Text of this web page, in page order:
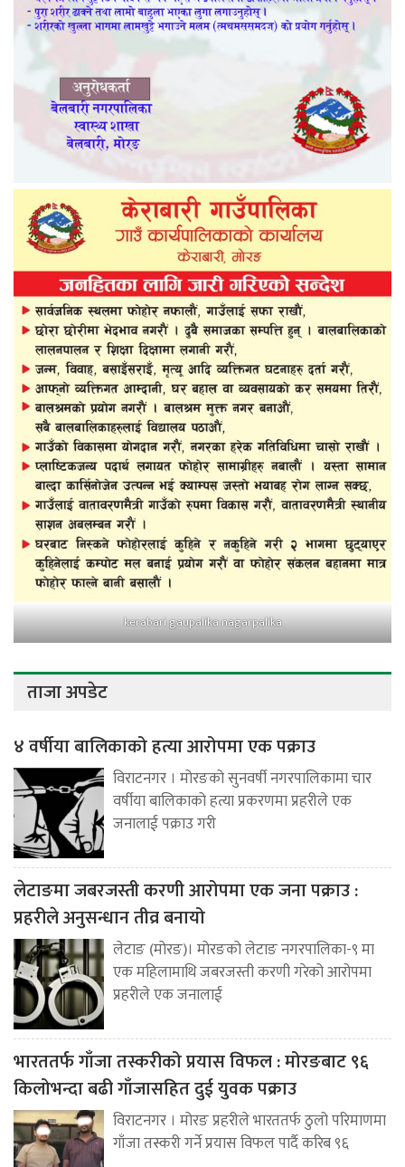
kerabari gaupalika nagarpalika
ताजा अपडेट
४ वर्षीया बालिकाको हत्या आरोपमा एक पक्राउ
विराटनगर । मोरङको सुनवर्षी नगरपालिकामा चार
वर्षीया बालिकाको हत्या प्रकरणमा प्रहरीले एक
जनालाई पक्राउ गरी
लेटाङमा जबरजस्ती करणी आरोपमा एक जना पक्राउ :
प्रहरीले अनुसन्धान तीव्र बनायो
लेटाङ (मोरङ)। मोरङको लेटाङ नगरपालिका-९ मा
एक महिलामाथि जबरजस्ती करणी गरेको आरोपमा
प्रहरीले एक जनालाई
भारततर्फ गाँजा तस्करीको प्रयास विफल : मोरङबाट ९६
किलोभन्दा बढी गाँजासहित दुई युवक पक्राउ
विराटनगर । मोरङ प्रहरीले भारततर्फ ठुलो परिमाणमा
गाँजा तस्करी गर्ने प्रयास विफल पार्दै करिब ९६